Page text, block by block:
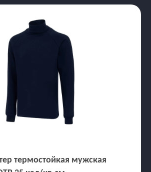
термостойкая мужская